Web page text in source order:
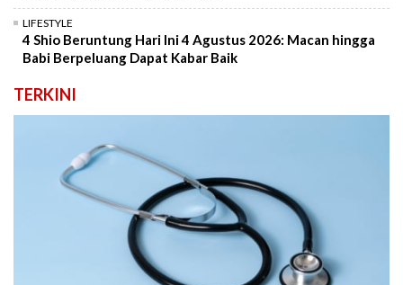
LIFESTYLE
4 Shio Beruntung Hari Ini 4 Agustus 2026: Macan hingga
Babi Berpeluang Dapat Kabar Baik
TERKINI